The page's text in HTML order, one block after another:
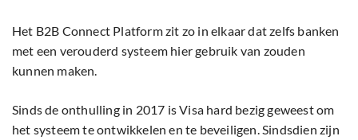
Het B2B Connect Platform zit zo in elkaar dat zelfs banken
met een verouderd systeem hier gebruik van zouden
kunnen maken.
Sinds de onthulling in 2017 is Visa hard bezig geweest om
het systeem te ontwikkelen en te beveiligen. Sindsdien zijn